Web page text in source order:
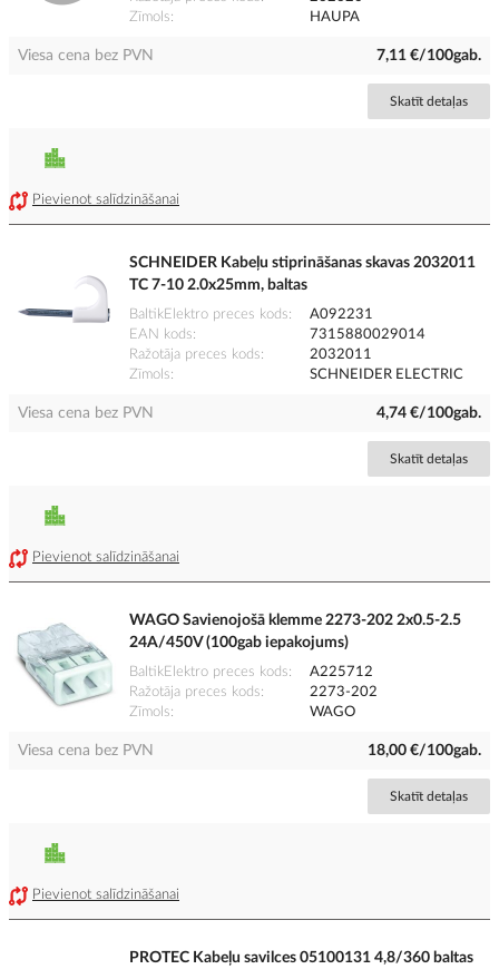
Zīmols
HAUPA
Viesa cena bez PVN 7,11 €/100gab.
Skatīt detaļas
Pievienot salīdzināšanai
SCHNEIDER Kabeļu stiprināšanas skavas 2032011
TC 7-10 2.0x25mm, baltas
BaltikElektro preces kods
A092231
EAN kods
7315880029014
Ražotāja preces kods
2032011
Zīmols
SCHNEIDER ELECTRIC
Viesa cena bez PVN 4,74 €/100gab.
Skatīt detaļas
Pievienot salīdzināšanai
WAGO Savienojošā klemme 2273-202 2x0.5-2.5
24A/450V (100gab iepakojums)
BaltikElektro preces kods
A225712
Ražotāja preces kods
2273-202
Zīmols
WAGO
Viesa cena bez PVN 18,00 €/100gab.
Skatīt detaļas
Pievienot salīdzināšanai
PROTEC Kabeļu savilces 05100131 4,8/360 baltas